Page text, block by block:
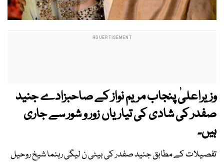
وزیراعلیٰ پنجاب مریم نواز کے صاحبزادے جنید
صفدر کی شادی کی تیاریاں زور و شور سے جاری
ہیں۔
تفصیلات کے مطابق جنید صفدر کی بیٹی ن لیگی رہنما شیخ روحیل